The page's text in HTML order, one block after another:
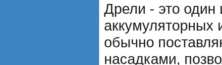
Дрели - это
аккумуляторных
обычно
насадками,